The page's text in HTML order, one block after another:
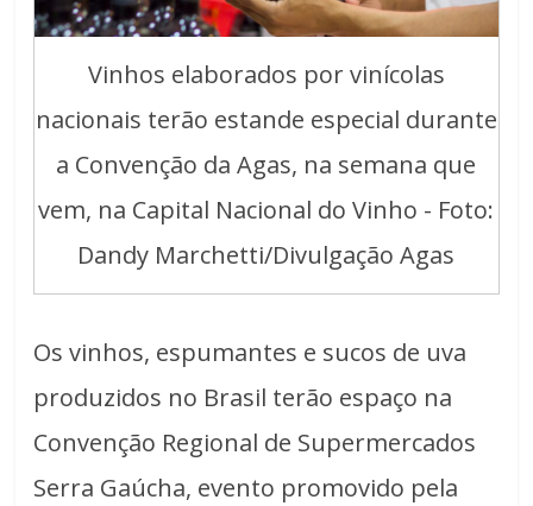
Vinhos elaborados por vinícolas
nacionais terão estande especial durante
a Convenção da Agas, na semana que
vem, na Capital Nacional do Vinho - Foto:
Dandy Marchetti/Divulgação Agas
Os vinhos, espumantes e sucos de uva
produzidos no Brasil terão espaço na
Convenção Regional de Supermercados
Serra Gaúcha, evento promovido pela